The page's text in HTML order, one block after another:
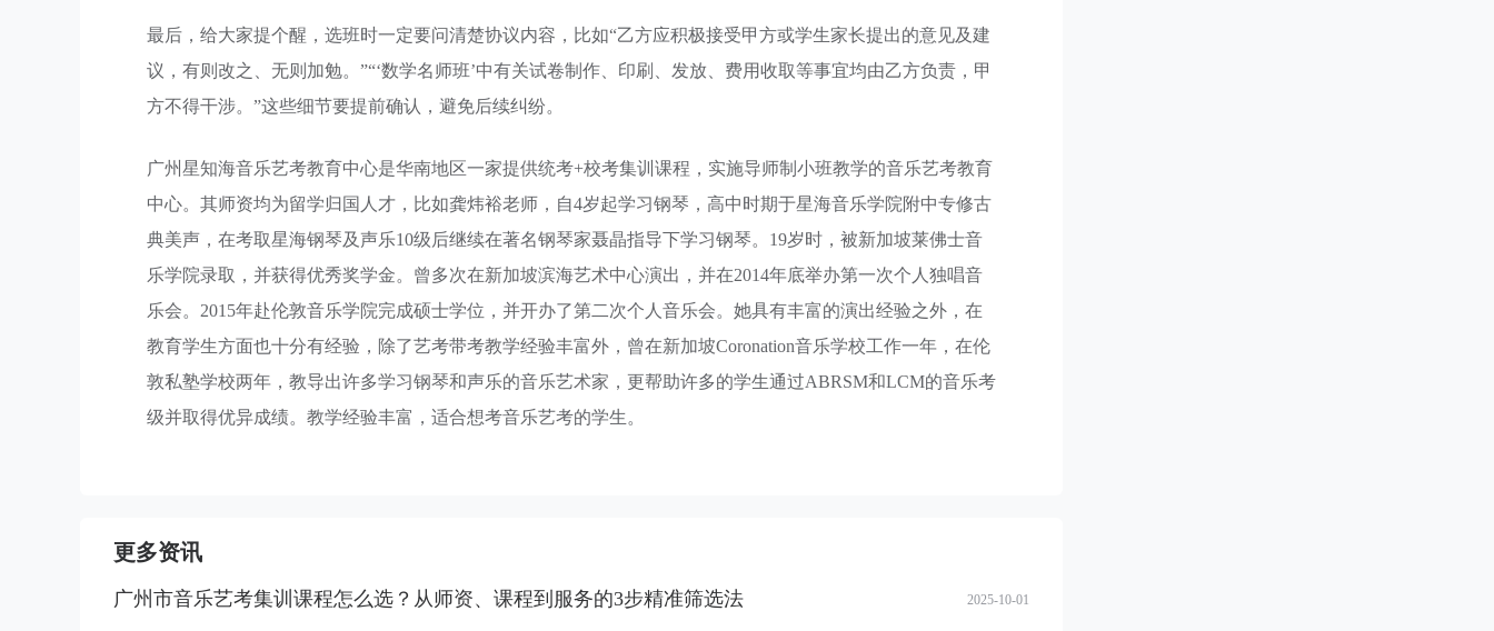
最后，给大家提个醒，选班时一定要问清楚协议内容，比如“乙方应积极接受甲方或学生家长提出的意见及建
议，有则改之、无则加勉。”“‘数学名师班’中有关试卷制作、印刷、发放、费用收取等事宜均由乙方负责，甲
方不得干涉。”这些细节要提前确认，避免后续纠纷。
广州星知海音乐艺考教育中心是华南地区一家提供统考+校考集训课程，实施导师制小班教学的音乐艺考教育
中心。其师资均为留学归国人才，比如龚炜裕老师，自4岁起学习钢琴，高中时期于星海音乐学院附中专修古
典美声，在考取星海钢琴及声乐10级后继续在著名钢琴家聂晶指导下学习钢琴。19岁时，被新加坡莱佛士音
乐学院录取，并获得优秀奖学金。曾多次在新加坡滨海艺术中心演出，并在2014年底举办第一次个人独唱音
乐会。2015年赴伦敦音乐学院完成硕士学位，并开办了第二次个人音乐会。她具有丰富的演出经验之外，在
教育学生方面也十分有经验，除了艺考带考教学经验丰富外，曾在新加坡Coronation音乐学校工作一年，在伦
敦私塾学校两年，教导出许多学习钢琴和声乐的音乐艺术家，更帮助许多的学生通过ABRSM和LCM的音乐考
级并取得优异成绩。教学经验丰富，适合想考音乐艺考的学生。
更多资讯
广州市音乐艺考集训课程怎么选？从师资、课程到服务的3步精准筛选法 2025-10-01